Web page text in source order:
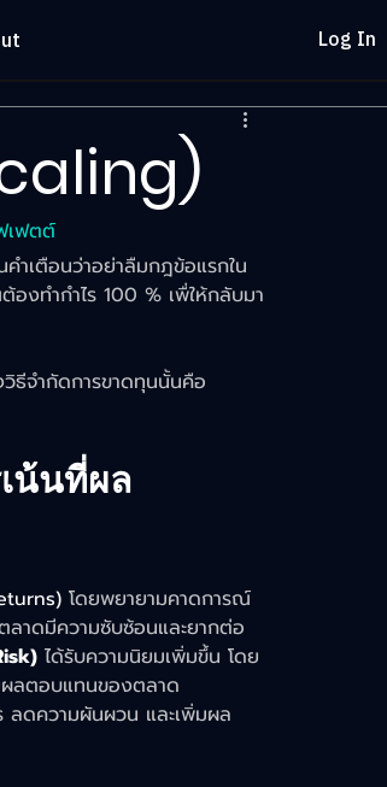
Log In
เฟตต์
ำเตือนว่าอย่าลืมกฎข้อแรกใน
งทำกำไร 100 % เพื่ให้กลับมา
วิธีจำกัดการขาดทุนนั้นคือ
น้นที่ผล
โดยพยายามคาดการณ์
ลาดมีความซับซ้อนและยากต่อ
ได้รับความนิยมเพิ่มขึ้น โดย
ผลตอบแทนของตลาด
ลดความผันผวน และเพิ่มผล